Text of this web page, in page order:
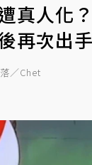
真人化
再次出
／Chet